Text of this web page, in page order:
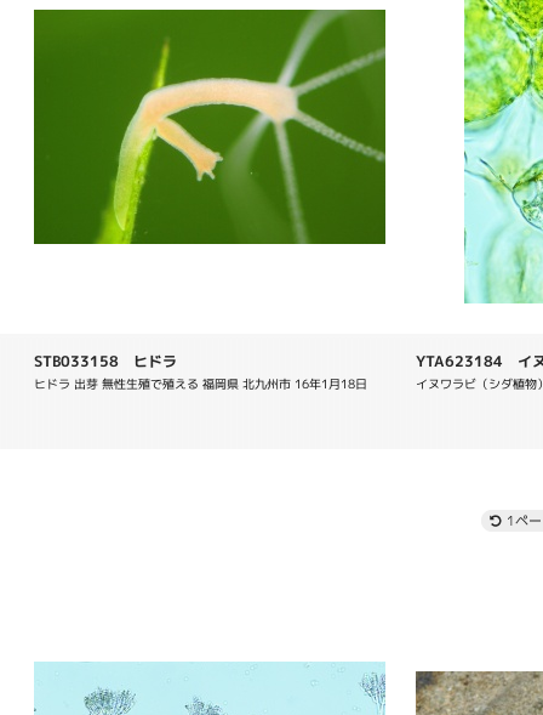
STB033158 ヒドラ
ヒドラ 出芽 無性生殖で殖える 福岡県 北九州市 16年1月18日
YTA623184 イ
イヌワラビ（シダ植